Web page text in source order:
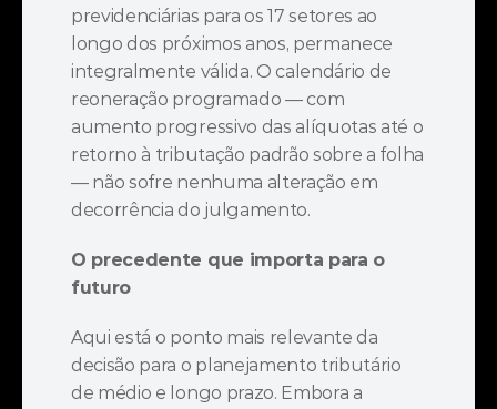
previdenciárias para os 17 setores ao
longo dos próximos anos, permanece
integralmente válida. O calendário de
reoneração programado — com
aumento progressivo das alíquotas até o
retorno à tributação padrão sobre a folha
— não sofre nenhuma alteração em
decorrência do julgamento.
O precedente que importa para o
futuro
Aqui está o ponto mais relevante da
decisão para o planejamento tributário
de médio e longo prazo. Embora a